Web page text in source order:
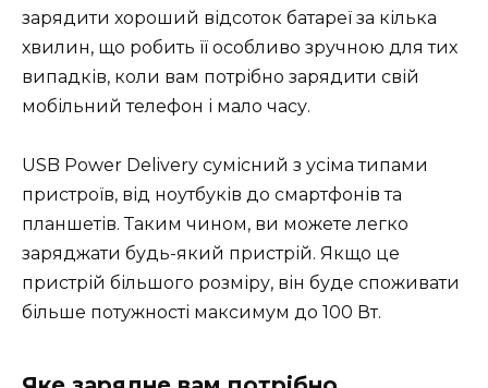
зарядити хороший відсоток батареї за кілька
хвилин, що робить її особливо зручною для тих
випадків, коли вам потрібно зарядити свій
мобільний телефон і мало часу.
USB Power Delivery сумісний з усіма типами
пристроїв, від ноутбуків до смартфонів та
планшетів. Таким чином, ви можете легко
заряджати будь-який пристрій. Якщо це
пристрій більшого розміру, він буде споживати
більше потужності максимум до 100 Вт.